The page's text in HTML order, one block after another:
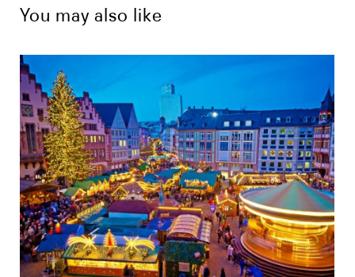
You may also like